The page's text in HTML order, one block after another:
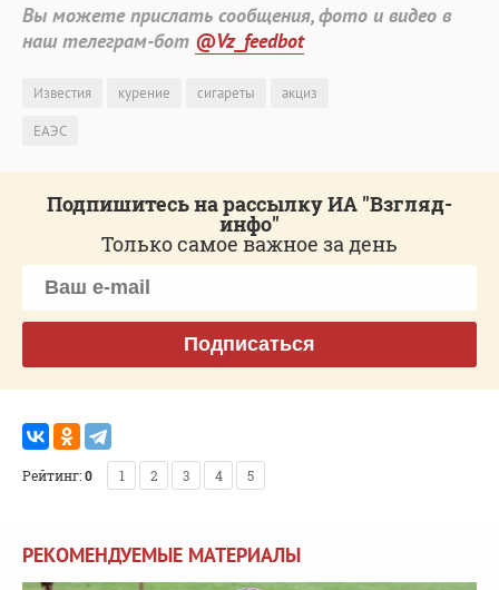
Вы можете прислать сообщения, фото и видео в
наш телеграм-бот @Vz_feedbot
Известия курение сигареты
акциз
ЕАЭС
Подпишитесь на рассылку ИА "Взгляд-
инфо"
Только самое важное за день
Подписаться
Рейтинг:0 1 2 3 4 5
РЕКОМЕНДУЕМЫЕ МАТЕРИАЛЫ